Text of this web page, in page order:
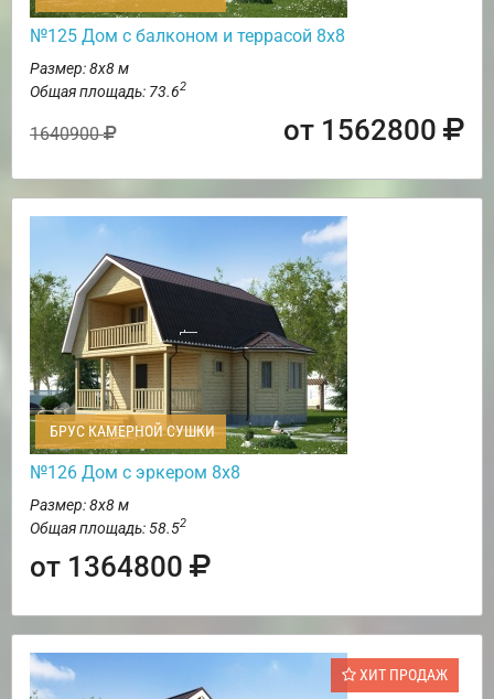
№125 Дом с балконом и террасой 8х8
Размер: 8х8 м
Общая площадь: 73.62
1640900 от 1562800
БРУС КАМЕРНОЙ СУШКИ
№126 Дом с эркером 8х8
Размер: 8х8 м
Общая площадь: 58.52
от 1364800
ХИТ ПРОДАЖ